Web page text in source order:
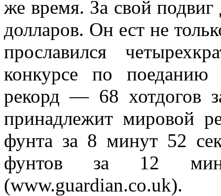
же время. За свой
долларов. Он ест не
прославился
конкурсе по
рекорд — 68 хотдогов
принадлежит мировой
фунта за 8 минут 52
фунтов за 12
(www.guardian.co.uk).